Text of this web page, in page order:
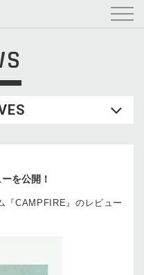
を公開！
『CAMPFIRE』のレビュー